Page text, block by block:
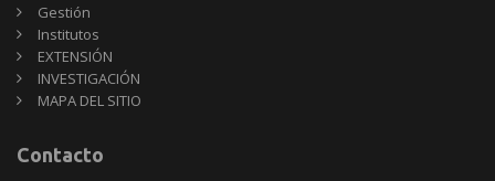
Gestión
Institutos
EXTENSIÓN
INVESTIGACIÓN
MAPA DEL SITIO
Contacto